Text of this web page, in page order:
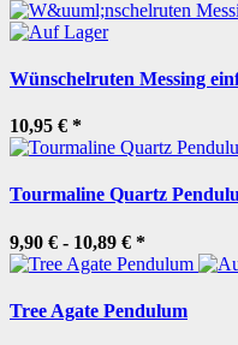
Wünschelruten Messing
10,95 € *
Tourmaline Quartz
9,90 € - 10,89 € *
Tree Agate Pendulum